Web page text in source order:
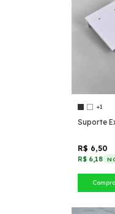
+1
Suporte
R$ 6,50
R$ 6,18